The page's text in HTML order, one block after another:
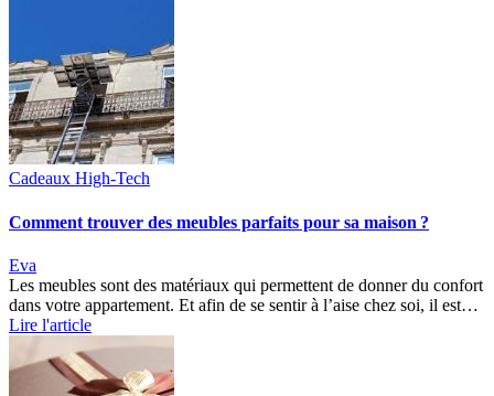
Cadeaux High-Tech
Comment trouver des meubles parfaits pour sa maison ?
Eva
Les meubles sont des matériaux qui permettent de donner du confort
dans votre appartement. Et afin de se sentir à l’aise chez soi, il est…
Lire l'article